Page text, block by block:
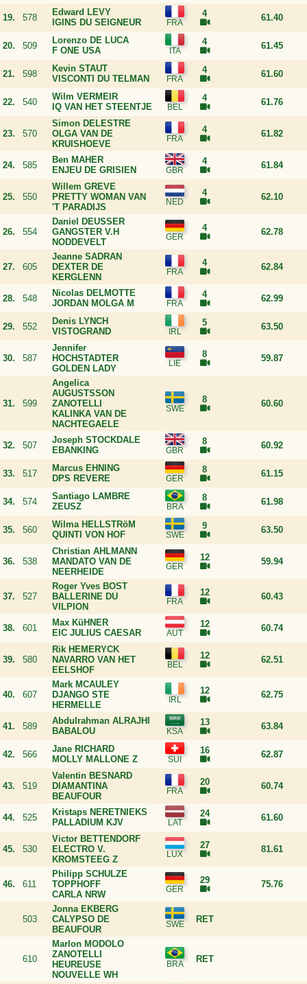
19. 578
Edward LEVY
IGINS DU SEIGNEUR
4 61.40
20. 509
Lorenzo DE LUCA
F ONE USA
4 61.45
21. 598
Kevin STAUT
VISCONTI DU TELMAN
4 61.60
22. 540
Wilm VERMEIR
IQ VAN HET STEENTJE
4 61.76
23. 570
Simon DELESTRE
OLGA VAN DE
KRUISHOEVE
4 61.82
24. 585
Ben MAHER
ENJEU DE GRISIEN
4 61.84
25. 550
Willem GREVE
PRETTY WOMAN VAN
'T PARADIJS
4 62.10
26. 554
Daniel DEUSSER
GANGSTER V.H
NODDEVELT
4 62.78
27. 605
Jeanne SADRAN
DEXTER DE
KERGLENN
4 62.84
28. 548
Nicolas DELMOTTE
JORDAN MOLGA M
4 62.99
29. 552
Denis LYNCH
VISTOGRAND
5 63.50
30. 587
Jennifer
HOCHSTADTER
GOLDEN LADY
8 59.87
31. 599
Angelica
AUGUSTSSON
ZANOTELLI
KALINKA VAN DE
NACHTEGAELE
8 60.60
32. 507
Joseph STOCKDALE
EBANKING
8 60.92
33. 517
Marcus EHNING
DPS REVERE
8 61.15
34. 574
Santiago LAMBRE
ZEUSZ
8 61.98
35. 560
Wilma HELLSTRöM
QUINTI VON HOF
9 63.50
36. 538
Christian AHLMANN
MANDATO VAN DE
NEERHEIDE
12 59.94
37. 527
Roger Yves BOST
BALLERINE DU
VILPION
12 60.43
38. 601
Max KüHNER
EIC JULIUS CAESAR
12 60.74
39. 580
Rik HEMERYCK
NAVARRO VAN HET
EELSHOF
12 62.51
40. 607
Mark MCAULEY
DJANGO STE
HERMELLE
12 62.75
41. 589
Abdulrahman ALRAJHI
BABALOU
13 63.84
42. 566
Jane RICHARD
MOLLY MALLONE Z
16 62.87
43. 519
Valentin BESNARD
DIAMANTINA
BEAUFOUR
20 60.74
44. 525
Kristaps NERETNIEKS
PALLADIUM KJV
24 61.60
45. 530
Victor BETTENDORF
ELECTRO V.
KROMSTEEG Z
27 81.61
46. 611
Philipp SCHULZE
TOPPHOFF
CARLA NRW
29 75.76
503
Jonna EKBERG
CALYPSO DE
BEAUFOUR
RET
610
Marlon MODOLO
ZANOTELLI
HEUREUSE
NOUVELLE WH
RET